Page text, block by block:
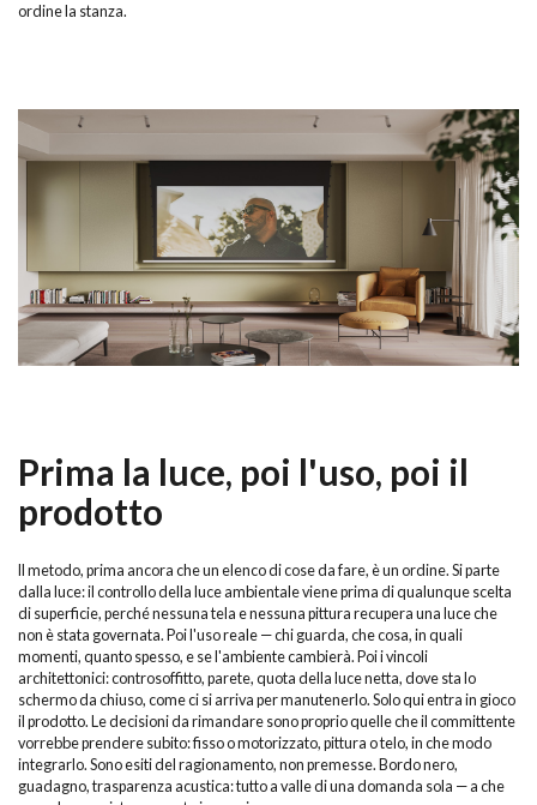
ordine la stanza.
Prima la luce, poi l'uso, poi il
prodotto
Il metodo, prima ancora che un elenco di cose da fare, è un ordine. Si parte
dalla luce: il controllo della luce ambientale viene prima di qualunque scelta
di superficie, perché nessuna tela e nessuna pittura recupera una luce che
non è stata governata. Poi l'uso reale — chi guarda, che cosa, in quali
momenti, quanto spesso, e se l'ambiente cambierà. Poi i vincoli
architettonici: controsoffitto, parete, quota della luce netta, dove sta lo
schermo da chiuso, come ci si arriva per manutenerlo. Solo qui entra in gioco
il prodotto. Le decisioni da rimandare sono proprio quelle che il committente
vorrebbe prendere subito: fisso o motorizzato, pittura o telo, in che modo
integrarlo. Sono esiti del ragionamento, non premesse. Bordo nero,
guadagno, trasparenza acustica: tutto a valle di una domanda sola — a che